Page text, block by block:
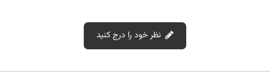
نظر خود را درج کنید
نقد و بررسی‌‌ (0)